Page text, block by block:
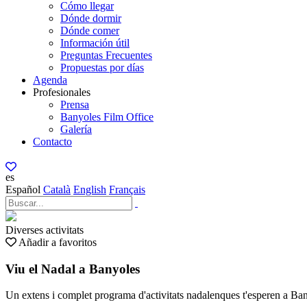
Cómo llegar
Dónde dormir
Dónde comer
Información útil
Preguntas Frecuentes
Propuestas por días
Agenda
Profesionales
Prensa
Banyoles Film Office
Galería
Contacto
es
Español Català English Français
Diverses activitats
Añadir a favoritos
Viu el Nadal a Banyoles
Un extens i complet programa d'activitats nadalenques t'esperen a